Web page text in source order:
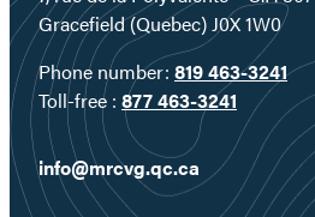
Gracefield (Quebec) J0X 1W0
Phone number: 819 463-3241
Toll-free : 877 463-3241
info@mrcvg.qc.ca